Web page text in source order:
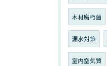
木材腐朽菌
漏水対策
室内空気質